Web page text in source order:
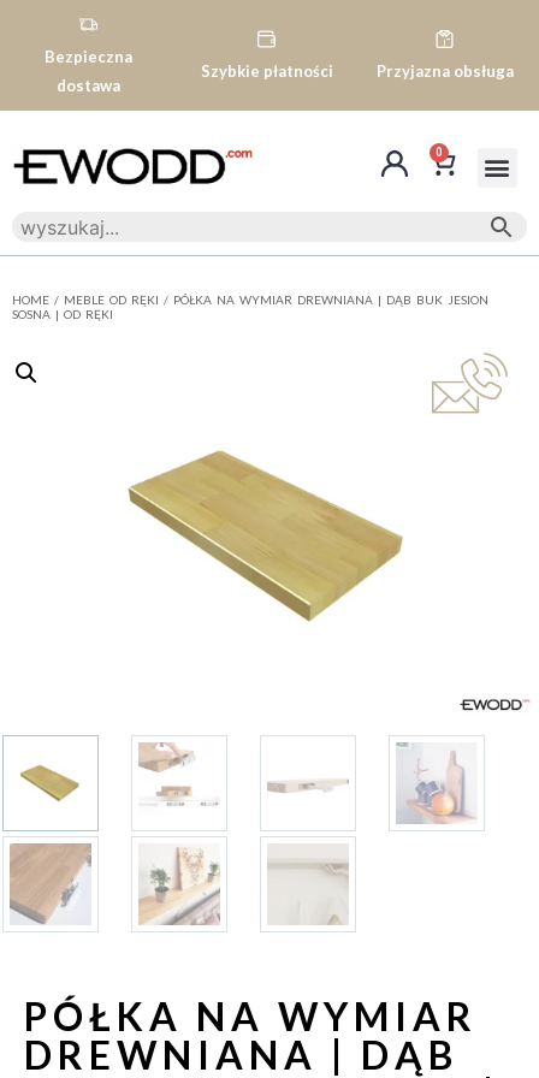
Bezpieczna
dostawa
Szybkie płatności Przyjazna obsługa
0
HOME / MEBLE OD RĘKI / PÓŁKA NA WYMIAR DREWNIANA | DĄB BUK JESION
SOSNA | OD RĘKI
PÓŁKA NA WYMIAR
DREWNIANA | DĄB